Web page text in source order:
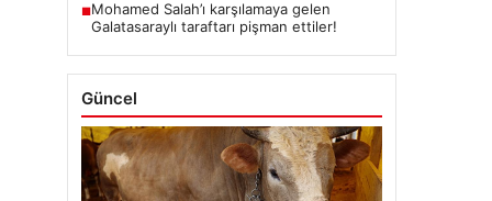
■Mohamed Salah’ı karşılamaya gelen
Galatasaraylı taraftarı pişman ettiler!
Güncel